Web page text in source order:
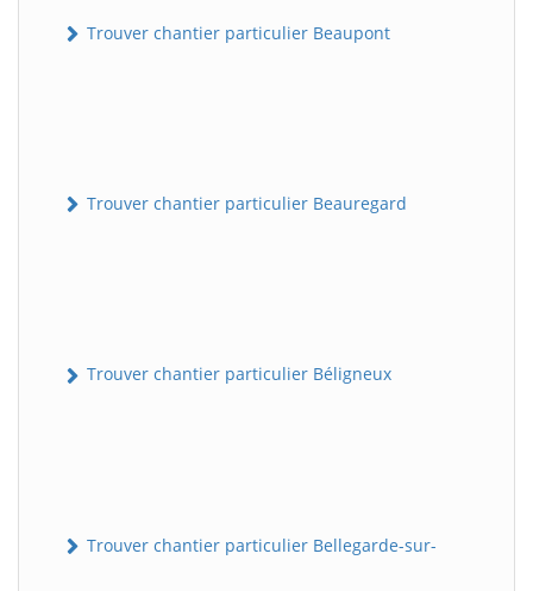
Trouver chantier particulier Beaupont
Trouver chantier particulier Beauregard
Trouver chantier particulier Béligneux
Trouver chantier particulier Bellegarde-sur-